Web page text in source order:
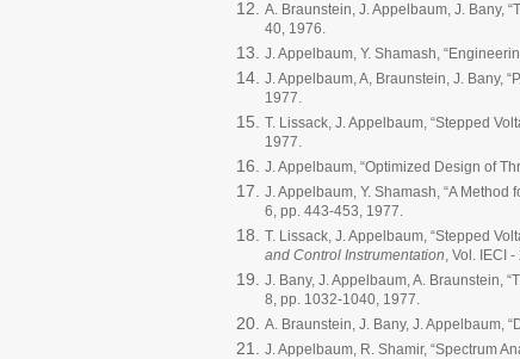
A. Braunstein, J. Appelbaum, J. Bany,
40, 1976.
J. Appelbaum, Y. Shamash,
J. Appelbaum, A, Braunstein, J. Bany,
1977.
T. Lissack, J. Appelbaum, “Stepped
1977.
J. Appelbaum, “Optimized Design of
J. Appelbaum, Y. Shamash, “A
6, pp. 443-453, 1977.
T. Lissack, J. Appelbaum, “Stepped
and Control Instrumentation, Vol. IECI
J. Bany, J. Appelbaum, A. Braunstein,
8, pp. 1032-1040, 1977.
A. Braunstein, J. Bany, J. Appelbaum,
J. Appelbaum, R. Shamir, “Spectrum